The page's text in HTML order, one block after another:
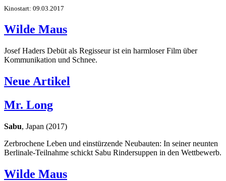
Kinostart: 09.03.2017
Wilde Maus
Josef Haders Debüt als Regisseur ist ein harmloser Film über
Kommunikation und Schnee.
Neue Artikel
Mr. Long
Sabu, Japan (2017)
Zerbrochene Leben und einstürzende Neubauten: In seiner neunten
Berlinale-Teilnahme schickt Sabu Rindersuppen in den Wettbewerb.
Wilde Maus